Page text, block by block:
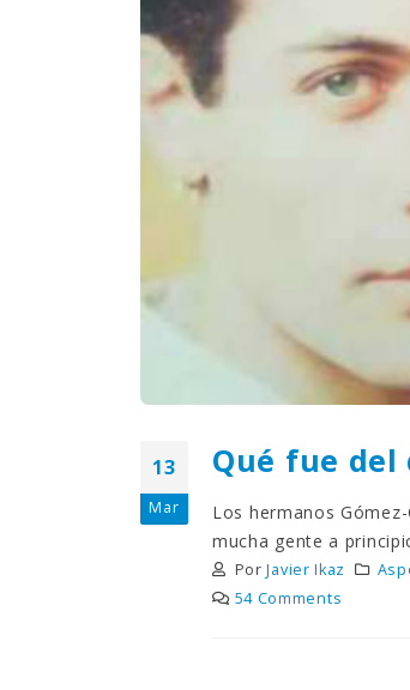
13
Mar
Qué fue del
Los hermanos
mucha gente a
PorJavier Ikaz
54 Comments
¿Sabías que…? Diez
curiosidades que igual
sabes de cuando
8 febrero, 2023
respondiendo correctamente
Prime Video estrena
‘Mañana es hoy’ y
recordamos cosas
pusieron de moda en los 90
desaparecieron